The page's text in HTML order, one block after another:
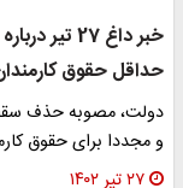
خبر داغ
حداقل حقوق کارمندان 12 میلیون
دولت، مصوبه حذف
و مجددا برای حقوق
۲۷ تیر ۱۴۰۲